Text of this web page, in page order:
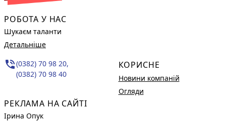
РОБОТА У НАС
Шукаєм таланти
Детальніше
phone_in_talk(0382) 70 98 20,
(0382) 70 98 40
РЕКЛАМА НА САЙТІ
Ірина Опук
КОРИСНЕ
Новини компаній
Огляди